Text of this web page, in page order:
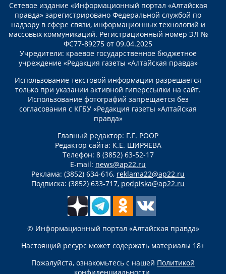
Сетевое издание «Информационный портал «Алтайская
правда» зарегистрировано Федеральной службой по
надзору в сфере связи, информационных технологий и
массовых коммуникаций. Регистрационный номер ЭЛ №
ФС77-89275 от 09.04.2025
Учредители: краевое государственное бюджетное
учреждение «Редакция газеты «Алтайская правда»
Использование текстовой информации разрешается
только при указании активной гиперссылки на сайт.
Использование фотографий запрещается без
согласования с КГБУ «Редакция газеты «Алтайская
правда»
Главный редактор: Г.Г. РООР
Редактор сайта: К.Е. ШИРЯЕВА
Телефон: 8 (3852) 63-52-17
E-mail: news@ap22.ru
Реклама: (3852) 634-616, reklama22@ap22.ru
Подписка: (3852) 633-717, podpiska@ap22.ru
© Информационный портал «Алтайская правда»
Настоящий ресурс может содержать материалы 18+
Пожалуйста, ознакомьтесь с нашей Политикой